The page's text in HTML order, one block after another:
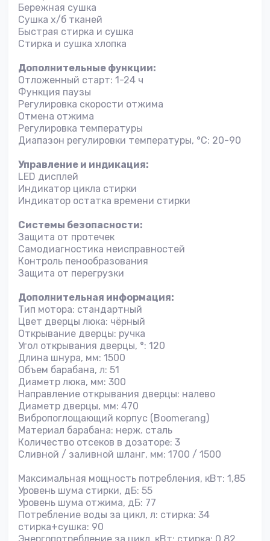
Бережная сушка
Сушка х/б тканей
Быстрая стирка и сушка
Стирка и сушка хлопка
Дополнительные функции:
Отложенный старт: 1-24 ч
Функция паузы
Регулировка скорости отжима
Отмена отжима
Регулировка температуры
Диапазон регулировки температуры, °С: 20-90
Управление и индикация:
LED дисплей
Индикатор цикла стирки
Индикатор остатка времени стирки
Системы безопасности:
Защита от протечек
Самодиагностика неисправностей
Контроль пенообразования
Защита от перегрузки
Дополнительная информация:
Тип мотора: стандартный
Цвет дверцы люка: чёрный
Открывание дверцы: ручка
Угол открывания дверцы, °: 120
Длина шнура, мм: 1500
Объем барабана, л: 51
Диаметр люка, мм: 300
Направление открывания дверцы: налево
Диаметр дверцы, мм: 470
Вибропоглощающий корпус (Boomerang)
Материал барабана: нерж. сталь
Количество отсеков в дозаторе: 3
Сливной / заливной шланг, мм: 1700 / 1500
Максимальная мощность потребления, кВт: 1,85
Уровень шума стирки, дБ: 55
Уровень шума отжима, дБ: 77
Потребление воды за цикл, л: стирка: 34
стирка+сушка: 90